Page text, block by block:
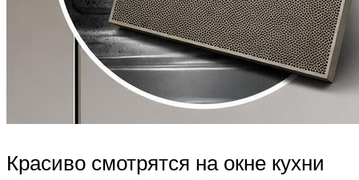
Красиво смотрятся на окне кухни